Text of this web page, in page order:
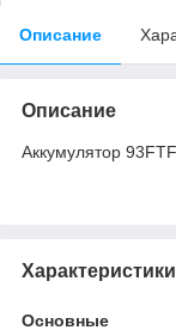
Описание
Описание
Аккумулятор
Характеристики
Основные